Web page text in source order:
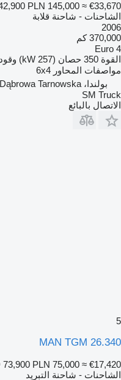
PLN 145,000 ≈ €33,670
الشاحنات - شاحنة قلابة
2006
370,000 كم
Euro 4
القوة 350 حصان (257 kW) وقود
مواصفات المحاور 6x4
بولندا، Dąbrowa Tarnowska
SM Truck
الاتصال بالبائع
5
MAN TGM 26.340
73,900 PLN 75,000 ≈ €17,420
الشاحنات - شاحنة التبريد